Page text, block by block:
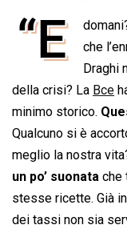
c
o
o
k
a
t
s
A
p
p
n
k
e
d
I
n
“E
che
Draghi
della crisi? La Bce
minimo storico.
Qualcuno si è
meglio la nostra
un po’ suonata che
stesse ricette. Già
dei tassi non sia